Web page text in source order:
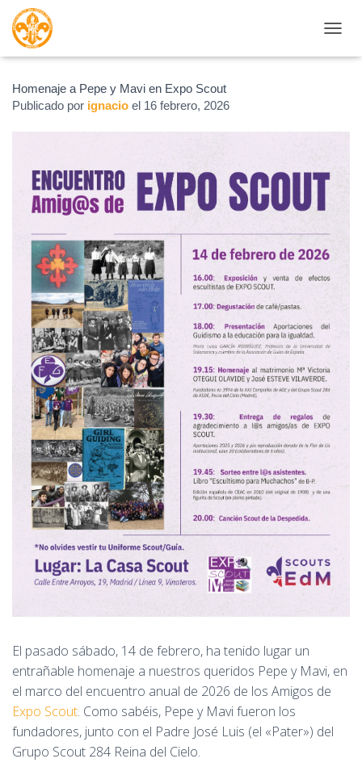
Homenaje a Pepe y Mavi en Expo Scout
Publicado por ignacio el 16 febrero, 2026
El pasado sábado, 14 de febrero, ha tenido lugar un
entrañable homenaje a nuestros queridos Pepe y Mavi, en
el marco del encuentro anual de 2026 de los Amigos de
Expo Scout. Como sabéis, Pepe y Mavi fueron los
fundadores, junto con el Padre José Luis (el «Pater») del
Grupo Scout 284 Reina del Cielo.